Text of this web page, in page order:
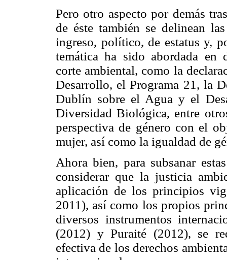
Pero otro aspecto por demás
de éste también se delinean
ingreso, político, de estatus y,
temática ha sido abordada en
corte ambiental, como la
Desarrollo, el Programa 21, la
Dublín sobre el Agua y el
Diversidad Biológica, entre
perspectiva de género con el
mujer, así como la igualdad de
Ahora bien, para subsanar
considerar que la justicia
aplicación de los principios
2011), así como los propios
diversos instrumentos
(2012) y Puraité (2012), se
efectiva de los derechos